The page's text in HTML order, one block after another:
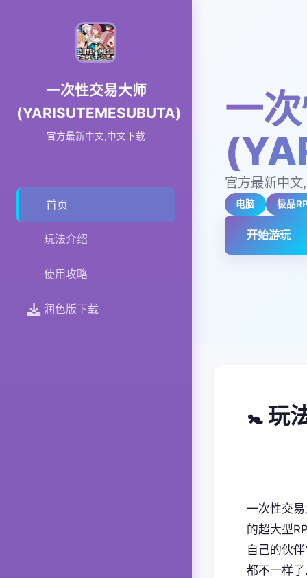
一次性交易大师
(YARISUTEMESUBUTA)
官方最新中文,中文下载
首页
玩法介绍
使用攻略
润色版下载
一
官方最新中
电脑 极品
开始游玩
🚼 玩
一次性交
的超大型
自己的伙
都不一样